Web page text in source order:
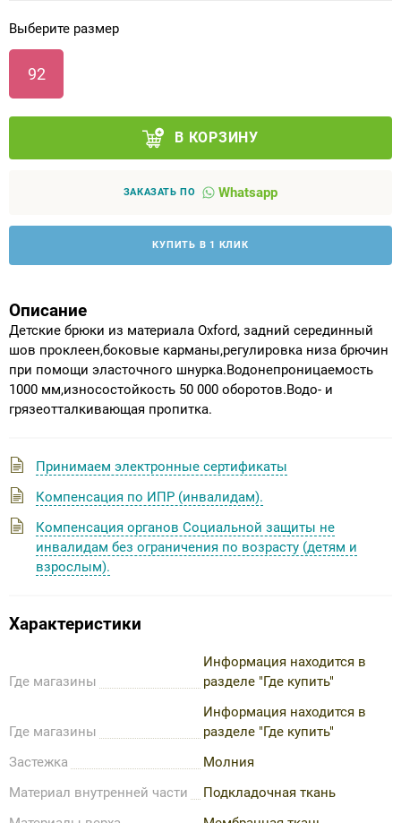
Выберите размер
92
В КОРЗИНУ
ЗАКАЗАТЬ ПО Whatsapp
КУПИТЬ В 1 КЛИК
Описание
Детские брюки из материала Oxford, задний серединный
шов проклеен,боковые карманы,регулировка низа брючин
при помощи эласточного шнурка.Водонепроницаемость
1000 мм,износостойкость 50 000 оборотов.Водо- и
грязеотталкивающая пропитка.
Принимаем электронные сертификаты
Компенсация по ИПР (инвалидам).
Компенсация органов Социальной защиты не
инвалидам без ограничения по возрасту (детям и
взрослым).
Характеристики
Где магазины
Информация находится в
разделе "Где купить"
Где магазины
Информация находится в
разделе "Где купить"
Застежка
Молния
Материал внутренней части
Подкладочная ткань
Аппараты на суставы
Санитарные приспособления для
инвалидов
Противопролежневые матрасы, подушки
ОПОРЫ, ВЕРТИКАЛИЗАТОРЫ, Оборудование
Индивидуальное изготовление